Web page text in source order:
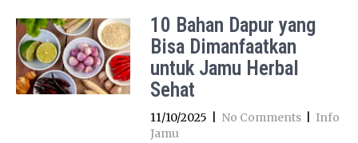
10 Bahan Dapur yang
Bisa Dimanfaatkan
untuk Jamu Herbal
Sehat
11/10/2025 No Comments
Info
Jamu